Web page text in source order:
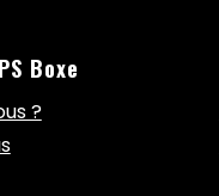
Boxe
?